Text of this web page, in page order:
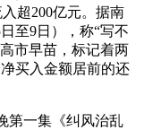
超200亿元。据南
至9日），称“写不
市早苗，标记着两
买入金额居前的还
一集《纠风治乱